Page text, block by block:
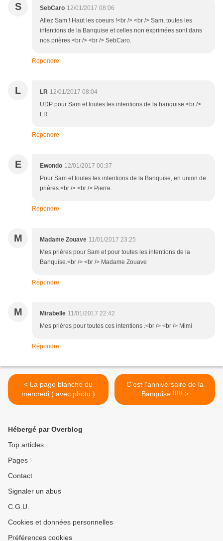
S SebCaro 12/01/2017 08:06
Allez Sam ! Haut les coeurs !<br /> <br /> Sam, toutes les
intentions de la Banquise et celles non exprimées sont dans
nos prières.<br /> <br /> SebCaro.
Répondre
L LR 12/01/2017 08:04
UDP pour Sam et toutes les intentions de la banquise.<br />
LR
Répondre
E Ewondo 12/01/2017 00:37
Pour Sam et toutes les intentions de la Banquise, en union de
prières.<br /> <br /> Pierre.
Répondre
M Madame Zouave 11/01/2017 23:25
Mes prières pour Sam et pour toutes les intentions de la
Banquise.<br /> <br /> Madame Zouave
Répondre
M Mirabelle 11/01/2017 22:42
Mes prières pour toutes ces intentions .<br /> <br /> Mimi
Répondre
< La page blanche du
mercredi ( avec photo )
C'est l'anniversaire de la
Banquise !!!!! >
Hébergé par Overblog
Top articles
Pages
Contact
Signaler un abus
C.G.U.
Cookies et données personnelles
Préférences cookies